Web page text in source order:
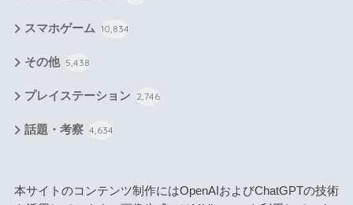
スマホゲーム 10,834
その他 5,438
プレイステーション 2,746
話題・考察 4,634
本サイトのコンテンツ制作にはOpenAIおよびChatGPTの技術